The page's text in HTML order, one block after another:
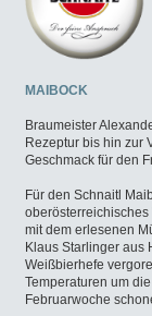
MAIBOCK
Braumeister
Rezeptur bis hin zur
Geschmack für den
Für den Schnaitl
oberösterreichisches
mit dem erlesenen
Klaus Starlinger aus
Weißbierhefe
Temperaturen um
Februarwoche